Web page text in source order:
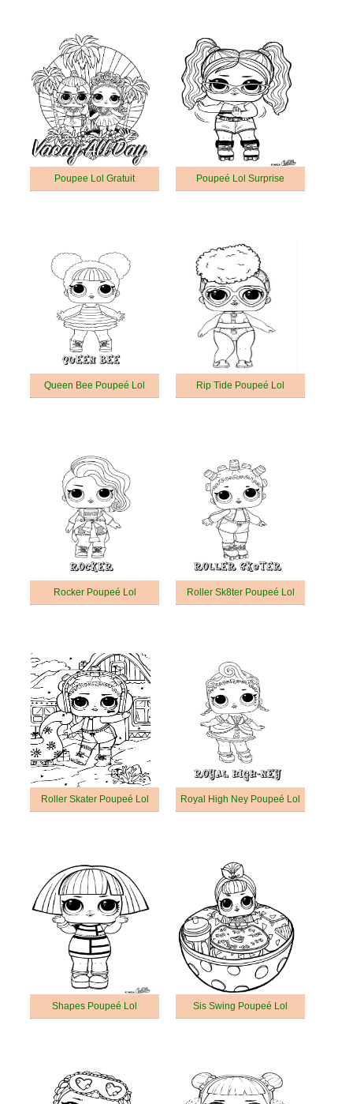
Poupee Lol Gratuit Poupeé Lol Surprise
Queen Bee Poupeé Lol Rip Tide Poupeé Lol
Rocker Poupeé Lol Roller Sk8ter Poupeé Lol
Roller Skater Poupeé Lol Royal High Ney Poupeé Lol
Shapes Poupeé Lol Sis Swing Poupeé Lol